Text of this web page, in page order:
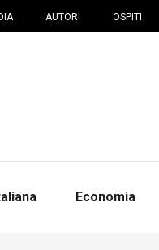
AUTORI OSPITI
Economia